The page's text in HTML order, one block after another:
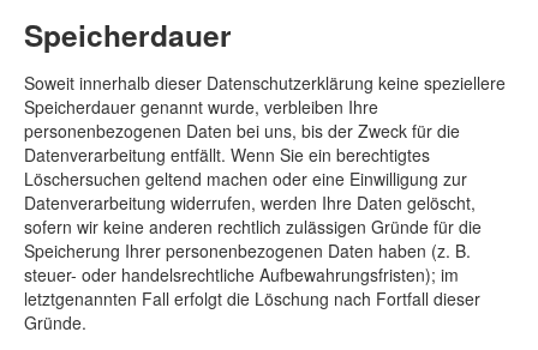
Speicherdauer
Soweit innerhalb dieser Datenschutzerklärung keine speziellere
Speicherdauer genannt wurde, verbleiben Ihre
personenbezogenen Daten bei uns, bis der Zweck für die
Datenverarbeitung entfällt. Wenn Sie ein berechtigtes
Löschersuchen geltend machen oder eine Einwilligung zur
Datenverarbeitung widerrufen, werden Ihre Daten gelöscht,
sofern wir keine anderen rechtlich zulässigen Gründe für die
Speicherung Ihrer personenbezogenen Daten haben (z. B.
steuer- oder handelsrechtliche Aufbewahrungsfristen); im
letztgenannten Fall erfolgt die Löschung nach Fortfall dieser
Gründe.